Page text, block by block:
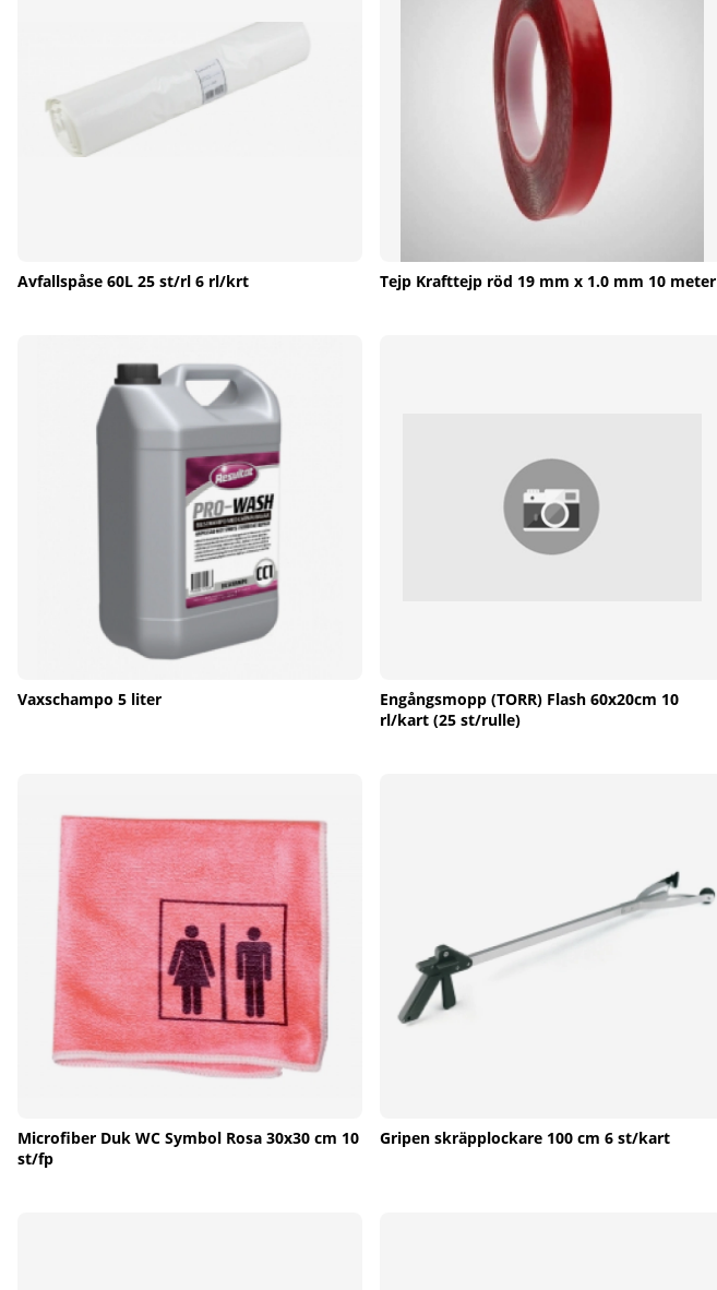
Avfallspåse 60L 25 st/rl 6 rl/krt Tejp Krafttejp röd 19 mm x 1.0 mm 10 meter
Vaxschampo 5 liter
Engångsmopp (TORR) Flash 60x20cm 10
rl/kart (25 st/rulle)
Microfiber Duk WC Symbol Rosa 30x30 cm 10
st/fp
Gripen skräpplockare 100 cm 6 st/kart